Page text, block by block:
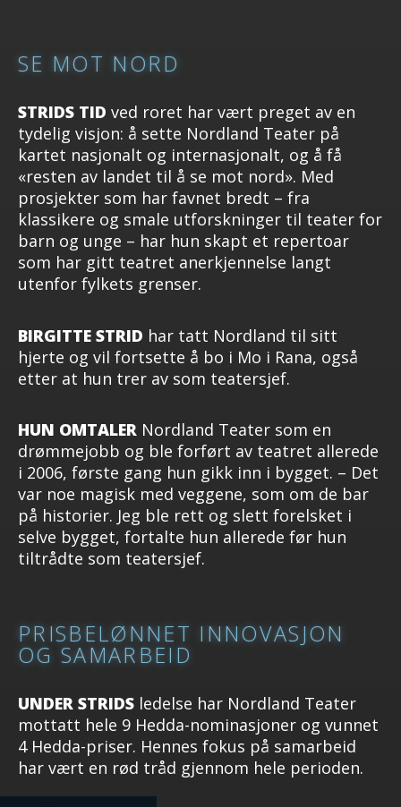
SE MOT NORD
STRIDS TID ved roret har vært preget av en
tydelig visjon: å sette Nordland Teater på
kartet nasjonalt og internasjonalt, og å få
«resten av landet til å se mot nord». Med
prosjekter som har favnet bredt – fra
klassikere og smale utforskninger til teater for
barn og unge – har hun skapt et repertoar
som har gitt teatret anerkjennelse langt
utenfor fylkets grenser.
BIRGITTE STRID har tatt Nordland til sitt
hjerte og vil fortsette å bo i Mo i Rana, også
etter at hun trer av som teatersjef.
HUN OMTALER Nordland Teater som en
drømmejobb og ble forført av teatret allerede
i 2006, første gang hun gikk inn i bygget. – Det
var noe magisk med veggene, som om de bar
på historier. Jeg ble rett og slett forelsket i
selve bygget, fortalte hun allerede før hun
tiltrådte som teatersjef.
PRISBELØNNET INNOVASJON
OG SAMARBEID
UNDER STRIDS ledelse har Nordland Teater
mottatt hele 9 Hedda-nominasjoner og vunnet
4 Hedda-priser. Hennes fokus på samarbeid
har vært en rød tråd gjennom hele perioden.